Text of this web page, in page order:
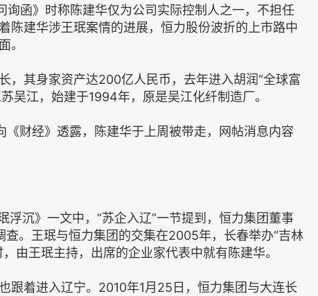
询函》时称陈建华仅为公司实际控制人之一，不担任
陈建华涉王珉案情的进展，恒力股份波折的上市路中
。
，其身家资产达200亿人民币，去年进入胡润“全球富
吴江，始建于1994年，原是吴江化纤制造厂。
财经》透露，陈建华于上周被带走，网帖消息内容
浮沉》一文中，“苏企入辽”一节提到，恒力集团董事
。王珉与恒力集团的交集在2005年，长春举办“吉林
由王珉主持，出席的企业家代表中就有陈建华。
跟着进入辽宁。2010年1月25日，恒力集团与大连长